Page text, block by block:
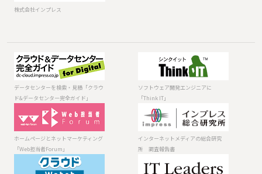
株式会社インプレス
データセンター
を検索・見積
「クラウド&デー
タセンター完全
ソフトウェア開
発エンジニアに
「Think IT」
ホームページと
ネットマーケテ
ィング「Web担
当者Forum」
インターネット
メディアの総合
研究所 調査報
法人向けIT・ク
日本のITを変え
データセンターを検索・見積「クラウ
ド&データセンター完全ガイド」
ソフトウェア開発エンジニアに
「Think IT」
ホームページとネットマーケティング
「Web担当者Forum」
インターネットメディアの総合研究
所 調査報告書